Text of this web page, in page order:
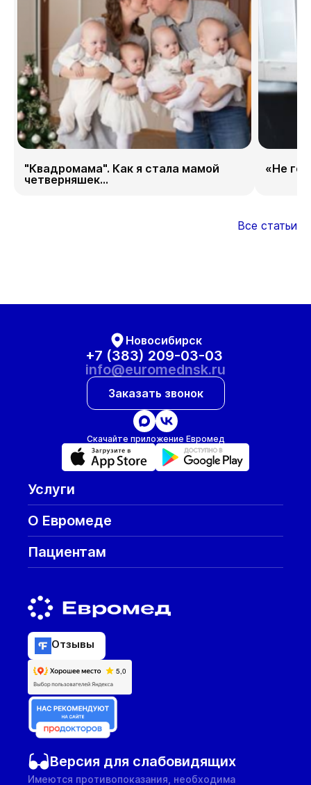
"Квадромама". Как я стала мамой
четверняшек...
«Не
Все статьи
Новосибирск
+7 (383) 209-03-03
info@euromednsk.ru
Заказать звонок
Скачайте приложение Евромед
Услуги
О Евромеде
Пациентам
Отзывы
Версия для слабовидящих
Имеются противопоказания, необходима